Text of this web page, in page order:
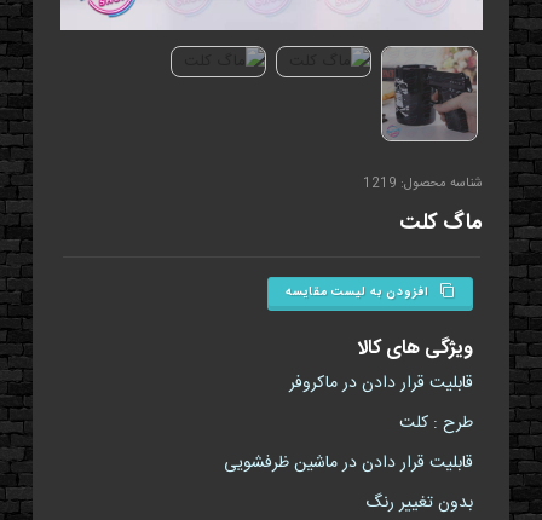
شناسه محصول: 1219
ماگ کلت
افزودن به لیست مقایسه
ویژگی های کالا
قابلیت قرار دادن در ماکروفر
طرح : کلت
قابلیت قرار دادن در ماشین ظرفشویی
بدون تغییر رنگ